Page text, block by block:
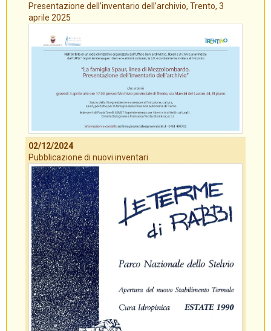
Presentazione dell’inventario dell’archivio, Trento, 3
aprile 2025
02/12/2024
Pubblicazione di nuovi inventari